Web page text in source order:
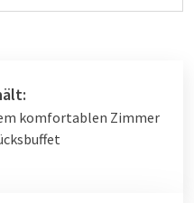
Frühstücksbuffet
komfortablen Zimmer